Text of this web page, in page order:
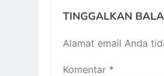
TINGGALKAN
Alamat email Anda
Komentar *